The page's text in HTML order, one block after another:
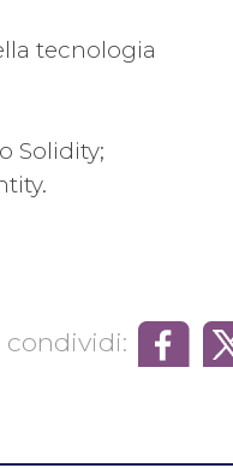
tecnologia
Solidity;
condividi: